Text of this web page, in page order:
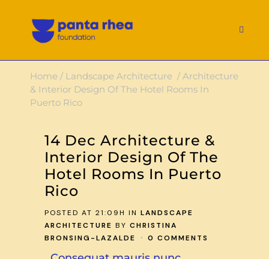
Home / Landscape Architecture / Architecture
& Interior Design Of The Hotel Rooms In
Puerto Rico
14 Dec Architecture &
Interior Design Of The
Hotel Rooms In Puerto
Rico
POSTED AT 21:09H IN LANDSCAPE
ARCHITECTURE BY CHRISTINA
BRONSING-LAZALDE
0 COMMENTS